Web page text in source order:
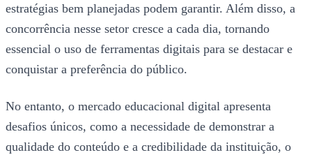
estratégias bem planejadas podem garantir. Além disso, a
concorrência nesse setor cresce a cada dia, tornando
essencial o uso de ferramentas digitais para se destacar e
conquistar a preferência do público.
No entanto, o mercado educacional digital apresenta
desafios únicos, como a necessidade de demonstrar a
qualidade do conteúdo e a credibilidade da instituição, o